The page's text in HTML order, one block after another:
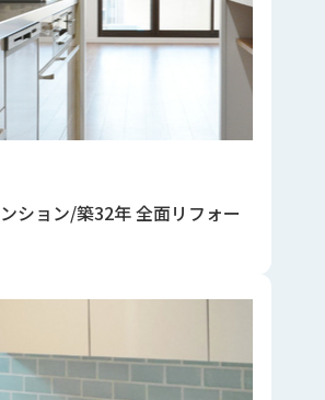
ション/築32年 全面リフォー